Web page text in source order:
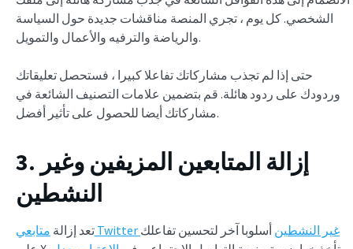
الشخصي. كل يوم ، تجري المنصة مناقشات جديدة حول السياسة
والرياضة والترفيه والأعمال والتمويل.
حتى إذا لم تجذب مشاركاتك تفاعلا كبيرا ، فستحصل تعليقاتك
وردودك على ردود هائلة. قم بتضمين علامات التصنيف الشائعة في
مشاركاتك أيضا للحصول على تأثير أفضل.
3. إزالة المتابعين المزيفين وغير
تعد إزالة متابعي Twitter غير النشطين أسلوبا آخر لتحسين تفاعلك